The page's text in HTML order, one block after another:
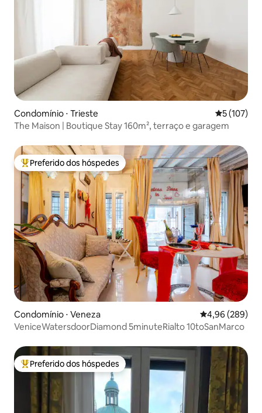
Condomínio ⋅ Trieste 5 de uma
5 (107)
The Maison | Boutique Stay 160m², terraço e garagem
Entre os melhores preferidos dos hóspedes
Preferido dos hóspedes
Condomínio ⋅ Veneza 4,96 de uma
4,96 (289)
VeniceWatersdoorDiamond 5minuteRialto 10toSanMarco
Entre os melhores preferidos dos hóspedes
Preferido dos hóspedes